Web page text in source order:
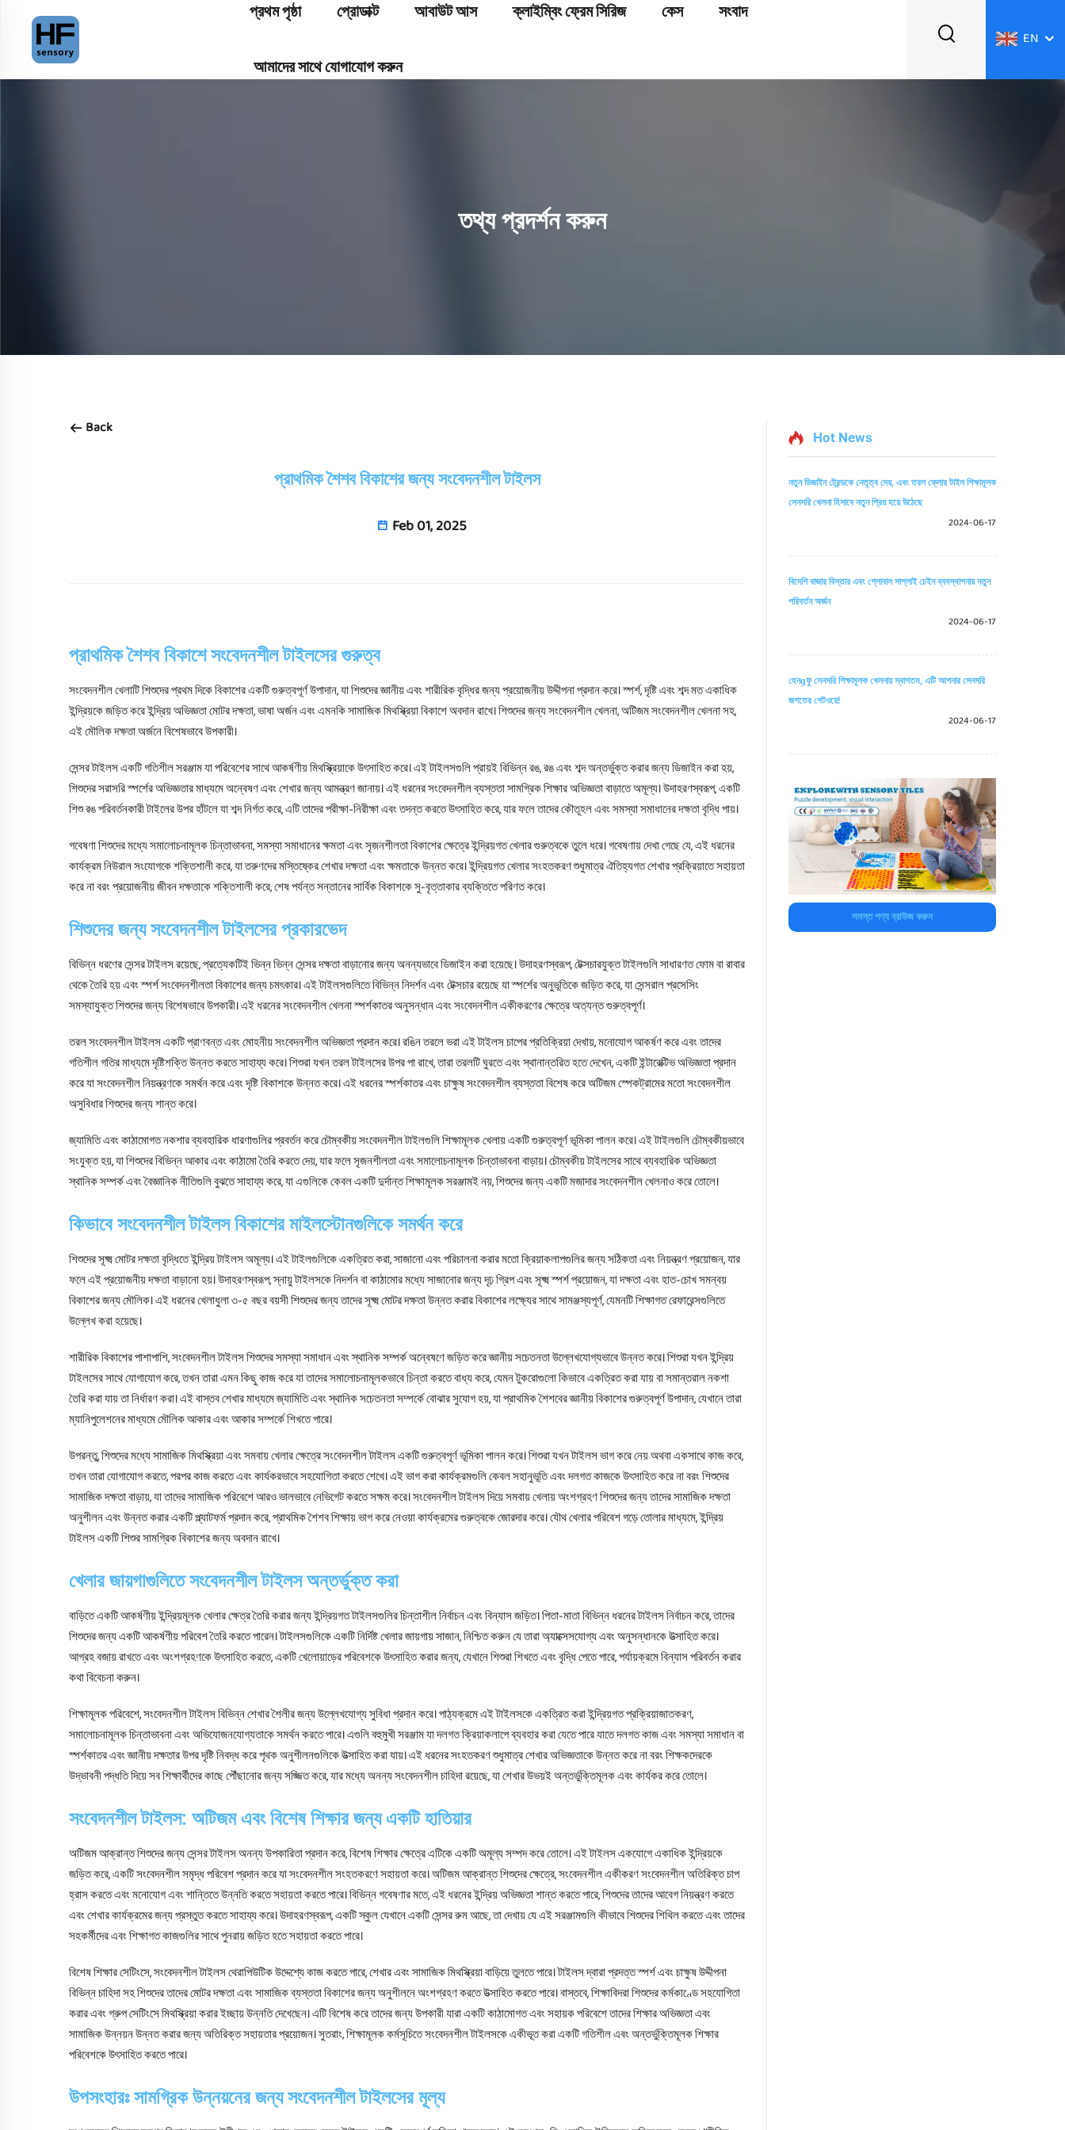
প্রথম পৃষ্ঠা প্রোডাক্ট আবাউট আস ক্লাইম্বিং ফ্রেম সিরিজ কেস সংবাদ
আমাদের সাথে যোগাযোগ করুন
EN
তথ্য প্রদর্শন করুন
Back
প্রাথমিক শৈশব বিকাশের জন্য সংবেদনশীল টাইলস
Feb 01, 2025
প্রাথমিক শৈশব বিকাশে সংবেদনশীল টাইলসের গুরুত্ব
সংবেদনশীল খেলাটি শিশুদের প্রথম দিকে বিকাশের একটি গুরুত্বপূর্ণ উপাদান, যা শিশুদের জ্ঞানীয় এবং শারীরিক বৃদ্ধির জন্য প্রয়োজনীয় উদ্দীপনা প্রদান করে। স্পর্শ, দৃষ্টি এবং শব্দ মত একাধিক
ইন্দ্রিয়কে জড়িত করে ইন্দ্রিয় অভিজ্ঞতা মোটর দক্ষতা, ভাষা অর্জন এবং এমনকি সামাজিক মিথস্ক্রিয়া বিকাশে অবদান রাখে। শিশুদের জন্য সংবেদনশীল খেলনা, অটিজম সংবেদনশীল খেলনা সহ,
এই মৌলিক দক্ষতা অর্জনে বিশেষভাবে উপকারী।
সেন্সর টাইলস একটি গতিশীল সরঞ্জাম যা পরিবেশের সাথে আকর্ষণীয় মিথস্ক্রিয়াকে উৎসাহিত করে। এই টাইলসগুলি প্রায়ই বিভিন্ন রঙ, রঙ এবং শব্দ অন্তর্ভুক্ত করার জন্য ডিজাইন করা হয়,
শিশুদের সরাসরি স্পর্শের অভিজ্ঞতার মাধ্যমে অন্বেষণ এবং শেখার জন্য আমন্ত্রণ জানায়। এই ধরনের সংবেদনশীল ব্যস্ততা সামগ্রিক শিক্ষার অভিজ্ঞতা বাড়াতে অমূল্য। উদাহরণস্বরূপ, একটি
শিশু রঙ পরিবর্তনকারী টাইলের উপর হাঁটলে যা শব্দ নির্গত করে, এটি তাদের পরীক্ষা-নিরীক্ষা এবং তদন্ত করতে উৎসাহিত করে, যার ফলে তাদের কৌতূহল এবং সমস্যা সমাধানের দক্ষতা বৃদ্ধি পায়।
গবেষণা শিশুদের মধ্যে সমালোচনামূলক চিন্তাভাবনা, সমস্যা সমাধানের ক্ষমতা এবং সৃজনশীলতা বিকাশের ক্ষেত্রে ইন্দ্রিয়গত খেলার গুরুত্বকে তুলে ধরে। গবেষণায় দেখা গেছে যে, এই ধরনের
কার্যক্রম নিউরাল সংযোগকে শক্তিশালী করে, যা তরুণদের মস্তিষ্কের শেখার দক্ষতা এবং ক্ষমতাকে উন্নত করে। ইন্দ্রিয়গত খেলার সংহতকরণ শুধুমাত্র ঐতিহ্যগত শেখার প্রক্রিয়াতে সহায়তা
করে না বরং প্রয়োজনীয় জীবন দক্ষতাকে শক্তিশালী করে, শেষ পর্যন্ত সন্তানের সার্বিক বিকাশকে সু-বৃত্তাকার ব্যক্তিতে পরিণত করে।
শিশুদের জন্য সংবেদনশীল টাইলসের প্রকারভেদ
বিভিন্ন ধরণের সেন্সর টাইলস রয়েছে, প্রত্যেকটিই ভিন্ন ভিন্ন সেন্সর দক্ষতা বাড়ানোর জন্য অনন্যভাবে ডিজাইন করা হয়েছে। উদাহরণস্বরূপ, টেক্সচারযুক্ত টাইলগুলি সাধারণত ফোম বা রাবার
থেকে তৈরি হয় এবং স্পর্শ সংবেদনশীলতা বিকাশের জন্য চমৎকার। এই টাইলসগুলিতে বিভিন্ন নিদর্শন এবং টেক্সচার রয়েছে যা স্পর্শের অনুভূতিকে জড়িত করে, যা সেন্সরাল প্রসেসিং
সমস্যাযুক্ত শিশুদের জন্য বিশেষভাবে উপকারী। এই ধরনের সংবেদনশীল খেলনা স্পর্শকাতর অনুসন্ধান এবং সংবেদনশীল একীকরণের ক্ষেত্রে অত্যন্ত গুরুত্বপূর্ণ।
তরল সংবেদনশীল টাইলস একটি প্রাণবন্ত এবং মোহনীয় সংবেদনশীল অভিজ্ঞতা প্রদান করে। রঙিন তরলে ভরা এই টাইলস চাপের প্রতিক্রিয়া দেখায়, মনোযোগ আকর্ষণ করে এবং তাদের
গতিশীল গতির মাধ্যমে দৃষ্টিশক্তি উন্নত করতে সাহায্য করে। শিশুরা যখন তরল টাইলসের উপর পা রাখে, তারা তরলটি ঘুরতে এবং স্থানান্তরিত হতে দেখেন, একটি ইন্টারেক্টিভ অভিজ্ঞতা প্রদান
করে যা সংবেদনশীল নিয়ন্ত্রণকে সমর্থন করে এবং দৃষ্টি বিকাশকে উন্নত করে। এই ধরনের স্পর্শকাতর এবং চাক্ষুষ সংবেদনশীল ব্যস্ততা বিশেষ করে অটিজম স্পেকট্রামের মতো সংবেদনশীল
অসুবিধার শিশুদের জন্য শান্ত করে।
জ্যামিতি এবং কাঠামোগত নকশার ব্যবহারিক ধারণাগুলির প্রবর্তন করে চৌম্বকীয় সংবেদনশীল টাইলগুলি শিক্ষামূলক খেলায় একটি গুরুত্বপূর্ণ ভূমিকা পালন করে। এই টাইলগুলি চৌম্বকীয়ভাবে
সংযুক্ত হয়, যা শিশুদের বিভিন্ন আকার এবং কাঠামো তৈরি করতে দেয়, যার ফলে সৃজনশীলতা এবং সমালোচনামূলক চিন্তাভাবনা বাড়ায়। চৌম্বকীয় টাইলসের সাথে ব্যবহারিক অভিজ্ঞতা
স্থানিক সম্পর্ক এবং বৈজ্ঞানিক নীতিগুলি বুঝতে সাহায্য করে, যা এগুলিকে কেবল একটি দুর্দান্ত শিক্ষামূলক সরঞ্জামই নয়, শিশুদের জন্য একটি মজাদার সংবেদনশীল খেলনাও করে তোলে।
কিভাবে সংবেদনশীল টাইলস বিকাশের মাইলস্টোনগুলিকে সমর্থন করে
শিশুদের সূক্ষ্ম মোটর দক্ষতা বৃদ্ধিতে ইন্দ্রিয় টাইলস অমূল্য। এই টাইলগুলিকে একত্রিত করা, সাজানো এবং পরিচালনা করার মতো ক্রিয়াকলাপগুলির জন্য সঠিকতা এবং নিয়ন্ত্রণ প্রয়োজন, যার
ফলে এই প্রয়োজনীয় দক্ষতা বাড়ানো হয়। উদাহরণস্বরূপ, স্নায়ু টাইলসকে নিদর্শন বা কাঠামোর মধ্যে সাজানোর জন্য দৃঢ় গ্রিপ এবং সূক্ষ্ম স্পর্শ প্রয়োজন, যা দক্ষতা এবং হাত-চোখ সমন্বয়
বিকাশের জন্য মৌলিক। এই ধরনের খেলাধুলা ৩-৫ বছর বয়সী শিশুদের জন্য তাদের সূক্ষ্ম মোটর দক্ষতা উন্নত করার বিকাশের লক্ষ্যের সাথে সামঞ্জস্যপূর্ণ, যেমনটি শিক্ষাগত রেফারেন্সগুলিতে
উল্লেখ করা হয়েছে।
শারীরিক বিকাশের পাশাপাশি, সংবেদনশীল টাইলস শিশুদের সমস্যা সমাধান এবং স্থানিক সম্পর্ক অন্বেষণে জড়িত করে জ্ঞানীয় সচেতনতা উল্লেখযোগ্যভাবে উন্নত করে। শিশুরা যখন ইন্দ্রিয়
টাইলসের সাথে যোগাযোগ করে, তখন তারা এমন কিছু কাজ করে যা তাদের সমালোচনামূলকভাবে চিন্তা করতে বাধ্য করে, যেমন টুকরোগুলো কিভাবে একত্রিত করা যায় বা সমান্তরাল নকশা
তৈরি করা যায় তা নির্ধারণ করা। এই বাস্তব শেখার মাধ্যমে জ্যামিতি এবং স্থানিক সচেতনতা সম্পর্কে বোঝার সুযোগ হয়, যা প্রাথমিক শৈশবের জ্ঞানীয় বিকাশের গুরুত্বপূর্ণ উপাদান, যেখানে তারা
ম্যানিপুলেশনের মাধ্যমে মৌলিক আকার এবং আকার সম্পর্কে শিখতে পারে।
উপরন্তু, শিশুদের মধ্যে সামাজিক মিথস্ক্রিয়া এবং সমবায় খেলার ক্ষেত্রে সংবেদনশীল টাইলস একটি গুরুত্বপূর্ণ ভূমিকা পালন করে। শিশুরা যখন টাইলস ভাগ করে নেয় অথবা একসাথে কাজ করে,
তখন তারা যোগাযোগ করতে, পরপর কাজ করতে এবং কার্যকরভাবে সহযোগিতা করতে শেখে। এই ভাগ করা কার্যক্রমগুলি কেবল সহানুভূতি এবং দলগত কাজকে উৎসাহিত করে না বরং শিশুদের
সামাজিক দক্ষতা বাড়ায়, যা তাদের সামাজিক পরিবেশে আরও ভালভাবে নেভিগেট করতে সক্ষম করে। সংবেদনশীল টাইলস দিয়ে সমবায় খেলায় অংশগ্রহণ শিশুদের জন্য তাদের সামাজিক দক্ষতা
অনুশীলন এবং উন্নত করার একটি প্ল্যাটফর্ম প্রদান করে, প্রাথমিক শৈশব শিক্ষায় ভাগ করে নেওয়া কার্যক্রমের গুরুত্বকে জোরদার করে। যৌথ খেলার পরিবেশ গড়ে তোলার মাধ্যমে, ইন্দ্রিয়
টাইলস একটি শিশুর সামগ্রিক বিকাশের জন্য অবদান রাখে।
খেলার জায়গাগুলিতে সংবেদনশীল টাইলস অন্তর্ভুক্ত করা
বাড়িতে একটি আকর্ষণীয় ইন্দ্রিয়মূলক খেলার ক্ষেত্র তৈরি করার জন্য ইন্দ্রিয়গত টাইলসগুলির চিন্তাশীল নির্বাচন এবং বিন্যাস জড়িত। পিতা-মাতা বিভিন্ন ধরনের টাইলস নির্বাচন করে, তাদের
শিশুদের জন্য একটি আকর্ষণীয় পরিবেশ তৈরি করতে পারেন। টাইলসগুলিকে একটি নির্দিষ্ট খেলার জায়গায় সাজান, নিশ্চিত করুন যে তারা অ্যাক্সেসযোগ্য এবং অনুসন্ধানকে উত্সাহিত করে।
আগ্রহ বজায় রাখতে এবং অংশগ্রহণকে উৎসাহিত করতে, একটি খেলোয়াড়ের পরিবেশকে উৎসাহিত করার জন্য, যেখানে শিশুরা শিখতে এবং বৃদ্ধি পেতে পারে, পর্যায়ক্রমে বিন্যাস পরিবর্তন করার
কথা বিবেচনা করুন।
শিক্ষামূলক পরিবেশে, সংবেদনশীল টাইলস বিভিন্ন শেখার শৈলীর জন্য উল্লেখযোগ্য সুবিধা প্রদান করে। পাঠ্যক্রমে এই টাইলসকে একত্রিত করা ইন্দ্রিয়গত প্রক্রিয়াজাতকরণ,
সমালোচনামূলক চিন্তাভাবনা এবং অভিযোজনযোগ্যতাকে সমর্থন করতে পারে। এগুলি বহুমুখী সরঞ্জাম যা দলগত ক্রিয়াকলাপে ব্যবহার করা যেতে পারে যাতে দলগত কাজ এবং সমস্যা সমাধান বা
স্পর্শকাতর এবং জ্ঞানীয় দক্ষতার উপর দৃষ্টি নিবদ্ধ করে পৃথক অনুশীলনগুলিকে উত্সাহিত করা যায়। এই ধরনের সংহতকরণ শুধুমাত্র শেখার অভিজ্ঞতাকে উন্নত করে না বরং শিক্ষকদেরকে
উদ্ভাবনী পদ্ধতি দিয়ে সব শিক্ষার্থীদের কাছে পৌঁছানোর জন্য সজ্জিত করে, যার মধ্যে অনন্য সংবেদনশীল চাহিদা রয়েছে, যা শেখার উভয়ই অন্তর্ভুক্তিমূলক এবং কার্যকর করে তোলে।
সংবেদনশীল টাইলস: অটিজম এবং বিশেষ শিক্ষার জন্য একটি হাতিয়ার
অটিজম আক্রান্ত শিশুদের জন্য সেন্সর টাইলস অনন্য উপকারিতা প্রদান করে, বিশেষ শিক্ষার ক্ষেত্রে এটিকে একটি অমূল্য সম্পদ করে তোলে। এই টাইলস একযোগে একাধিক ইন্দ্রিয়কে
জড়িত করে, একটি সংবেদনশীল সমৃদ্ধ পরিবেশ প্রদান করে যা সংবেদনশীল সংহতকরণে সহায়তা করে। অটিজম আক্রান্ত শিশুদের ক্ষেত্রে, সংবেদনশীল একীকরণ সংবেদনশীল অতিরিক্ত চাপ
হ্রাস করতে এবং মনোযোগ এবং শান্তিতে উন্নতি করতে সহায়তা করতে পারে। বিভিন্ন গবেষণার মতে, এই ধরনের ইন্দ্রিয় অভিজ্ঞতা শান্ত করতে পারে, শিশুদের তাদের আবেগ নিয়ন্ত্রণ করতে
এবং শেখার কার্যক্রমের জন্য প্রস্তুত করতে সাহায্য করে। উদাহরণস্বরূপ, একটি স্কুল যেখানে একটি সেন্সর রুম আছে, তা দেখায় যে এই সরঞ্জামগুলি কীভাবে শিশুদের শিথিল করতে এবং তাদের
সহকর্মীদের এবং শিক্ষাগত কাজগুলির সাথে পুনরায় জড়িত হতে সহায়তা করতে পারে।
বিশেষ শিক্ষার সেটিংসে, সংবেদনশীল টাইলস থেরাপিউটিক উদ্দেশ্যে কাজ করতে পারে, শেখার এবং সামাজিক মিথস্ক্রিয়া বাড়িয়ে তুলতে পারে। টাইলস দ্বারা প্রদত্ত স্পর্শ এবং চাক্ষুষ উদ্দীপনা
বিভিন্ন চাহিদা সহ শিশুদের তাদের মোটর দক্ষতা এবং সামাজিক ব্যস্ততা বিকাশের জন্য অনুশীলনে অংশগ্রহণ করতে উত্সাহিত করতে পারে। বাস্তবে, শিক্ষাবিদরা শিশুদের কর্মকাণ্ডে সহযোগিতা
করার এবং গ্রুপ সেটিংসে মিথস্ক্রিয়া করার ইচ্ছায় উন্নতি দেখেছেন। এটি বিশেষ করে তাদের জন্য উপকারী যারা একটি কাঠামোগত এবং সহায়ক পরিবেশে তাদের শিক্ষার অভিজ্ঞতা এবং
সামাজিক উন্নয়ন উন্নত করার জন্য অতিরিক্ত সহায়তার প্রয়োজন। সুতরাং, শিক্ষামূলক কর্মসূচিতে সংবেদনশীল টাইলসকে একীভূত করা একটি গতিশীল এবং অন্তর্ভুক্তিমূলক শিক্ষার
পরিবেশকে উৎসাহিত করতে পারে।
উপসংহারঃ সামগ্রিক উন্নয়নের জন্য সংবেদনশীল টাইলসের মূল্য
Hot News
নতুন ডিজাইন ট্রেন্ডকে নেতৃত্ব দেয়, এবং তরল ফ্লোর টাইল শিক্ষামূলক
সেনসরি খেলনা হিসাবে নতুন প্রিয় হয়ে উঠেছে
2024-06-17
বিদেশি বাজার বিস্তার এবং গ্লোবাল সাপ্লাই চেইন ব্যবস্থাপনায় নতুন
পরিবর্তন অর্জন
2024-06-17
হেনɡফু সেনসরি শিক্ষামূলক খেলনায় স্বাগতম, এটি আপনার সেনসরি
জগতের গেটওয়ে!
2024-06-17
সমস্ত পণ্য ব্রাউজ করুন